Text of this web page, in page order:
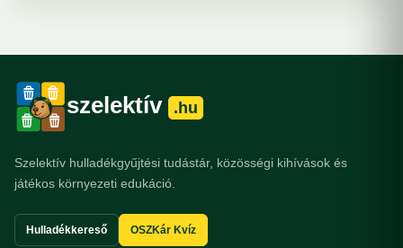
szelektív .hu
Szelektív hulladékgyűjtési tudástár, közösségi kihívások és
játékos környezeti edukáció.
Hulladékkereső OSZKár Kvíz